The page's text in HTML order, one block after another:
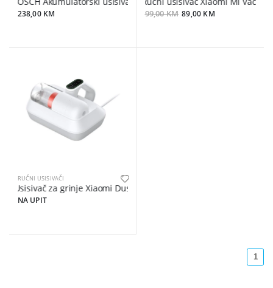
238,00 KM 99,00 KM 89,00 KM
RUČNI USISIVAČI
Usisivač za grinje Xiaomi Dust Mite Vacuum Cleaner Pro
NA UPIT
1